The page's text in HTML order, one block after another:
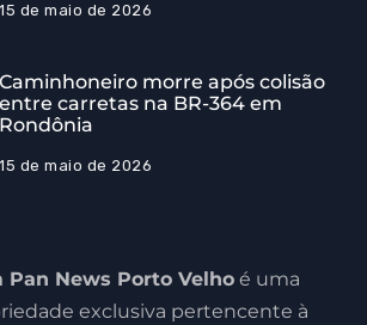
15 de maio de 2026
Caminhoneiro morre após colisão
entre carretas na BR-364 em
Rondônia
15 de maio de 2026
Pan News Porto Velho é uma
exclusiva pertencente à